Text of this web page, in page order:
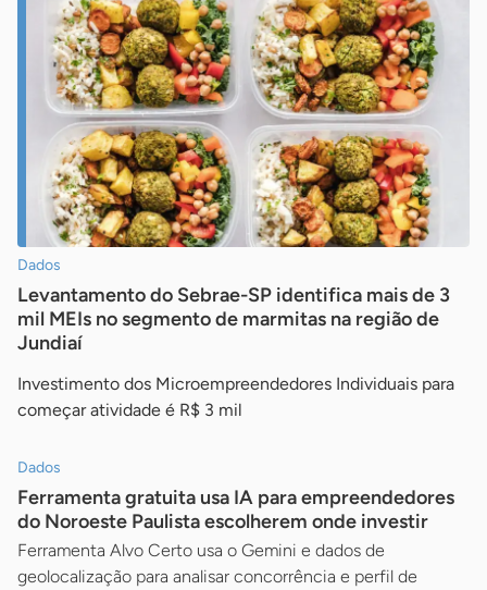
Dados
Levantamento do Sebrae-SP identifica mais de 3
mil MEIs no segmento de marmitas na região de
Jundiaí
Investimento dos Microempreendedores Individuais para
começar atividade é R$ 3 mil
Dados
Ferramenta gratuita usa IA para empreendedores
do Noroeste Paulista escolherem onde investir
Ferramenta Alvo Certo usa o Gemini e dados de
geolocalização para analisar concorrência e perfil de